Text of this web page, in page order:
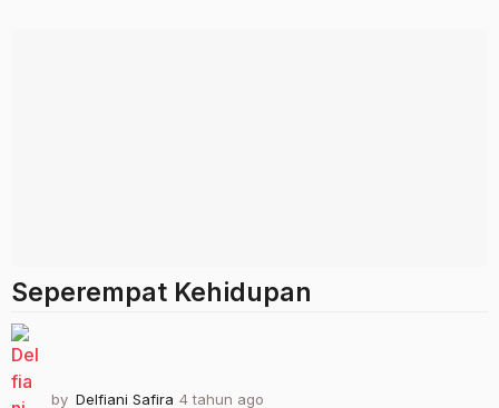
Seperempat Kehidupan
by Delfiani Safira 4 tahun ago